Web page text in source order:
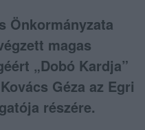
Önkormányzata
magas
„Dobó Kardja”
Géza az Egri
részére.